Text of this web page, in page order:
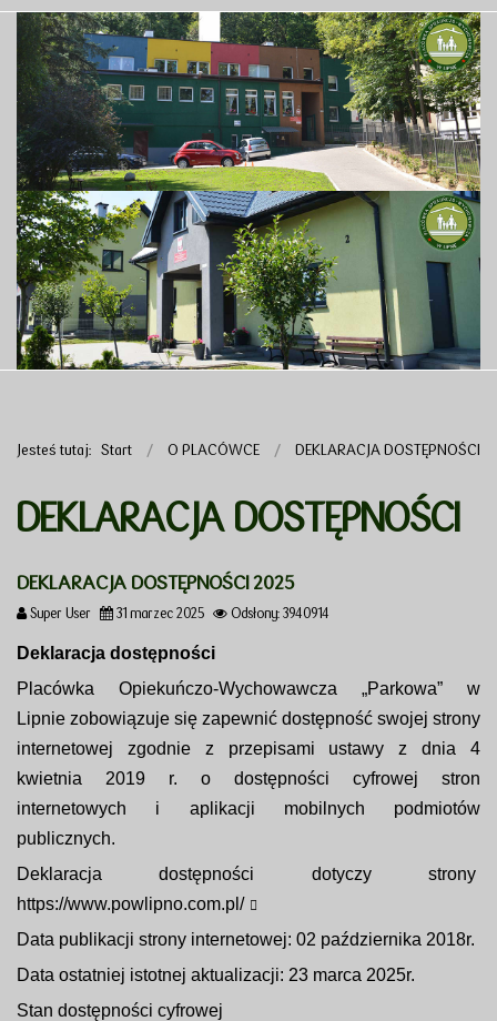
Jesteś tutaj: Start O PLACÓWCE DEKLARACJA DOSTĘPNOŚCI
DEKLARACJA DOSTĘPNOŚCI
DEKLARACJA DOSTĘPNOŚCI 2025
Super User 31 marzec 2025 Odsłony: 3940914
Deklaracja dostępności
Placówka Opiekuńczo-Wychowawcza „Parkowa” w
Lipnie zobowiązuje się zapewnić dostępność swojej strony
internetowej zgodnie z przepisami ustawy z dnia 4
kwietnia 2019 r. o dostępności cyfrowej stron
internetowych i aplikacji mobilnych podmiotów
publicznych.
Deklaracja dostępności dotyczy strony
https://www.powlipno.com.pl/
Data publikacji strony internetowej: 02 października 2018r.
Data ostatniej istotnej aktualizacji: 23 marca 2025r.
Stan dostępności cyfrowej